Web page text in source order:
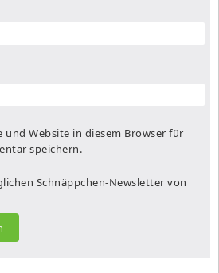
und Website in diesem Browser für
speichern.
Schnäppchen-Newsletter von